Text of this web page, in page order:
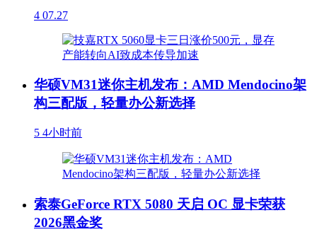
4 07.27
华硕VM31迷你主机发布：AMD Mendocino架
构三配版，轻量办公新选择
5 4小时前
索泰GeForce RTX 5080 天启 OC 显卡荣获
2026黑金奖